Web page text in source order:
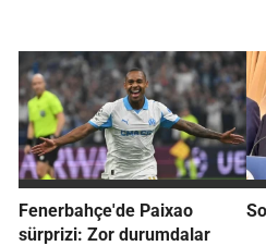
Fenerbahçe'de Paixao
sürprizi: Zor durumdalar